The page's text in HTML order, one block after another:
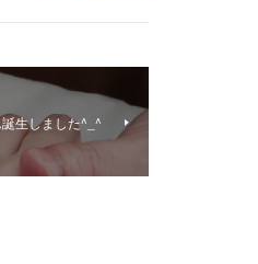
生しました^_^